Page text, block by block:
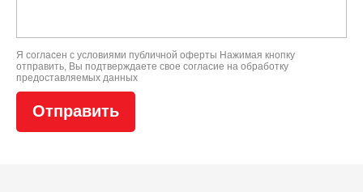
Я согласен с условиями публичной оферты Нажимая кнопку
отправить, Вы подтверждаете свое согласие на обработку
предоставляемых данных